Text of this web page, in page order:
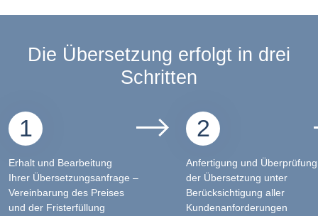
Die Übersetzung erfolgt in drei
Schritten
1
Erhalt und Bearbeitung
Ihrer Übersetzungsanfrage –
Vereinbarung des Preises
und der Fristerfüllung
2
Anfertigung und Überprüfung
der Übersetzung unter
Berücksichtigung aller
Kundenanforderungen